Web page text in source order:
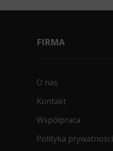
FIRMA
O nas
Kontakt
Współpraca
Polityka prywatności